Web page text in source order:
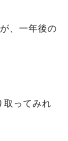
、一年後の
取ってみれ